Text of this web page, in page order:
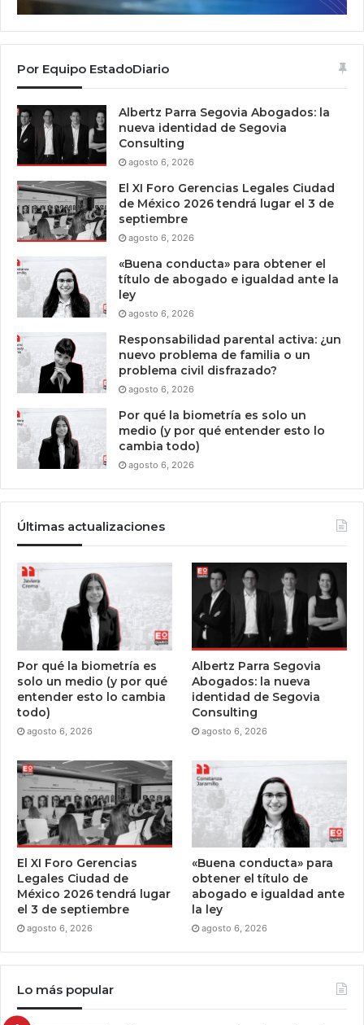
Por Equipo EstadoDiario
Albertz Parra Segovia Abogados: la
nueva identidad de Segovia
Consulting
agosto 6, 2026
El XI Foro Gerencias Legales Ciudad
de México 2026 tendrá lugar el 3 de
septiembre
agosto 6, 2026
«Buena conducta» para obtener el
título de abogado e igualdad ante la
ley
agosto 6, 2026
Responsabilidad parental activa: ¿un
nuevo problema de familia o un
problema civil disfrazado?
agosto 6, 2026
Por qué la biometría es solo un
medio (y por qué entender esto lo
cambia todo)
agosto 6, 2026
Últimas actualizaciones
Por qué la biometría es
solo un medio (y por qué
entender esto lo cambia
todo)
agosto 6, 2026
Albertz Parra Segovia
Abogados: la nueva
identidad de Segovia
Consulting
agosto 6, 2026
El XI Foro Gerencias
Legales Ciudad de
México 2026 tendrá lugar
el 3 de septiembre
agosto 6, 2026
«Buena conducta» para
obtener el título de
abogado e igualdad ante
la ley
agosto 6, 2026
Lo más popular